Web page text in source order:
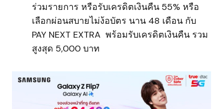
ร่วมรายการ หรือรับเครดิตเงินคืน 55% หรือ
เลือกผ่อนสบายไม่ง้อบัตร นาน 48 เดือน กับ
PAY NEXT EXTRA พร้อมรับเครดิตเงินคืน รวม
สูงสุด 5,000 บาท